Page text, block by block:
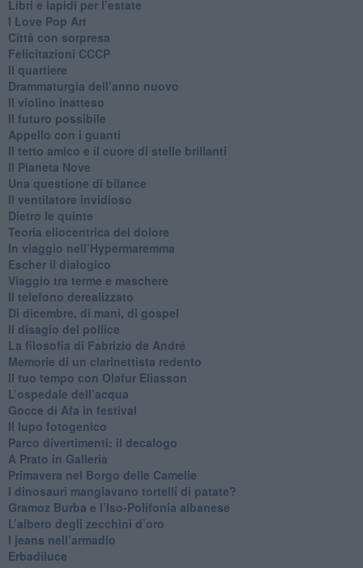
​Libri e lapidi per l’estate
​I Love Pop Art
Città con sorpresa
Felicitazioni CCCP
​Il quartiere
​Drammaturgia dell’anno nuovo
​Il violino inatteso
​Il futuro possibile
​Appello con i guanti
​Il tetto amico e il cuore di stelle brillanti
​Il Pianeta Nove
​Una questione di bilance
​Il ventilatore invidioso
​Dietro le quinte
​Teoria eliocentrica del dolore
In viaggio nell’Hypermaremma
​Escher il dialogico
​Viaggio tra terme e maschere
Il telefono derealizzato
​Di dicembre, di mani, di gospel
​Il disagio del pollice
​La filosofia di Fabrizio de André
Memorie di un clarinettista redento
​Il tuo tempo con Olafur Eliasson
​L’ospedale dell’acqua
​Gocce di Afa in festival
​Il lupo fotogenico
​Parco divertimenti: il decalogo
​A Prato in Galleria
​Primavera nel Borgo delle Camelie
I dinosauri mangiavano tortelli di patate?
​Gramoz Burba e l’Iso-Polifonia albanese
L’albero degli zecchini d’oro
​I jeans nell’armadio
Erbadiluce